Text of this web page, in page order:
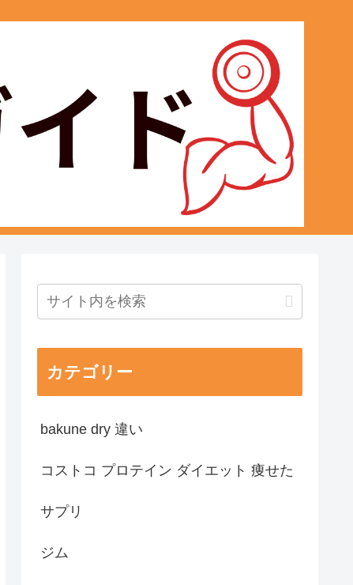
カテゴリー
bakune dry 違い
コストコ プロテイン ダイエット 痩せた
サプリ
ジム